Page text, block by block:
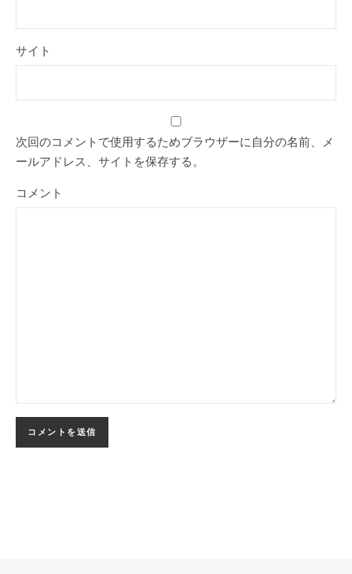
サイト
次回のコメントで使用するためブラウザーに自分の名前、メ
ールアドレス、サイトを保存する。
コメント